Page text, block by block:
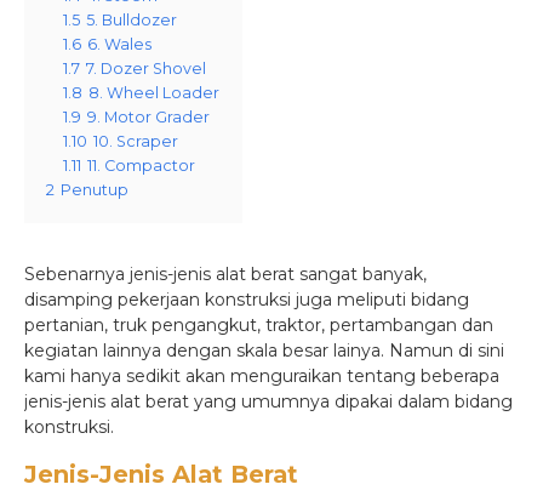
1.5 5. Bulldozer
1.6 6. Wales
1.7 7. Dozer Shovel
1.8 8. Wheel Loader
1.9 9. Motor Grader
1.10 10. Scraper
1.11 11. Compactor
2 Penutup
Sebenarnya jenis-jenis alat berat sangat banyak,
disamping pekerjaan konstruksi juga meliputi bidang
pertanian, truk pengangkut, traktor, pertambangan dan
kegiatan lainnya dengan skala besar lainya. Namun di sini
kami hanya sedikit akan menguraikan tentang beberapa
jenis-jenis alat berat yang umumnya dipakai dalam bidang
konstruksi.
Jenis-Jenis Alat Berat